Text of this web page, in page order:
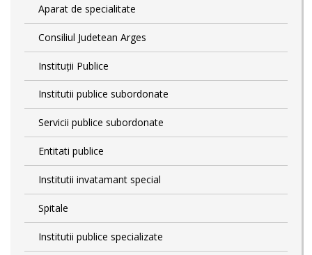
Aparat de specialitate
Consiliul Judetean Arges
Instituții Publice
Institutii publice subordonate
Servicii publice subordonate
Entitati publice
Institutii invatamant special
Spitale
Institutii publice specializate